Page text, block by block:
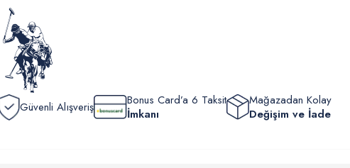
Güvenli Alışveriş
Bonus Card’a 6 Taksit
İmkanı
Mağazadan Kolay
Değişim ve İade